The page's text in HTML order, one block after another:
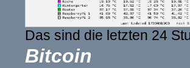
Das sind die letzten 24
Bitcoin